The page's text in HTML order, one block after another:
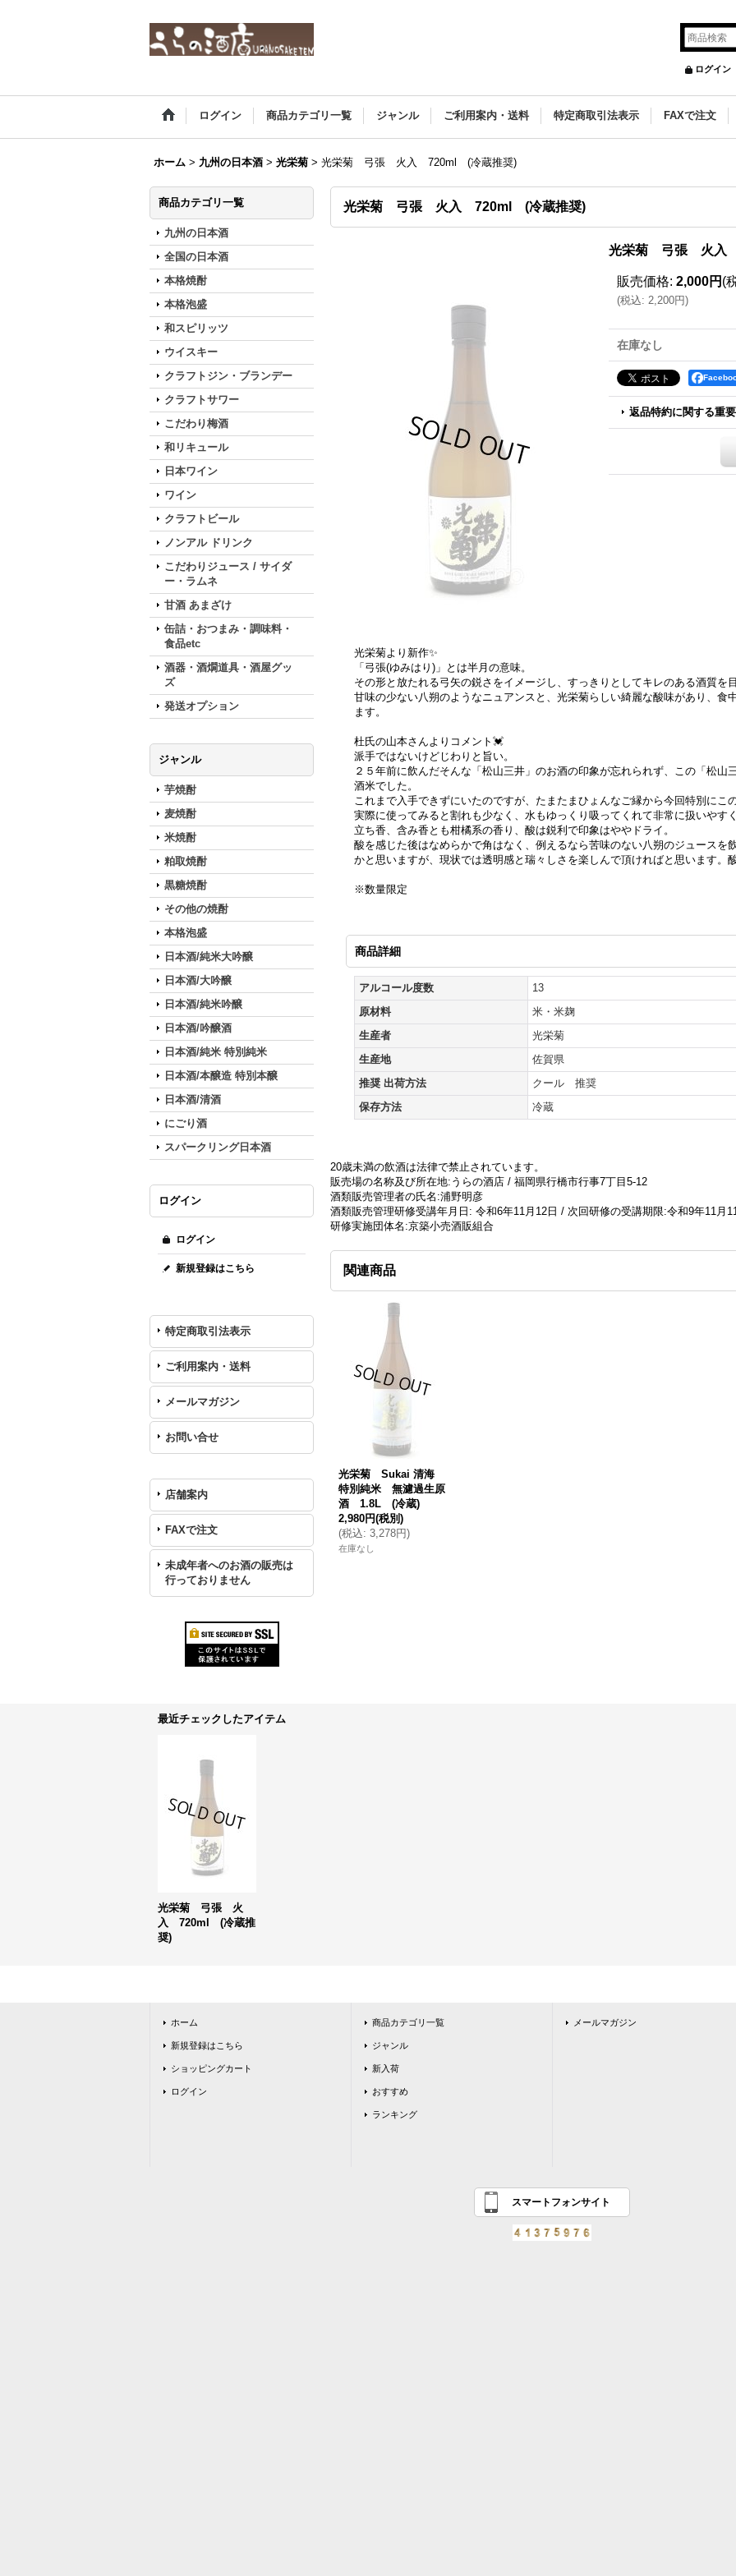
ログイン
ログイン 商品カテゴリ一覧 ジャンル ご利用案内・送料 特定商取引法表示 FAXで注文
ホーム > 九州の日本酒 > 光栄菊 > 光栄菊 弓張 火入 720ml (冷蔵推奨)
商品カテゴリ一覧
九州の日本酒
全国の日本酒
本格焼酎
本格泡盛
和スピリッツ
ウイスキー
クラフトジン・ブランデー
クラフトサワー
こだわり梅酒
和リキュール
日本ワイン
ワイン
クラフトビール
ノンアル ドリンク
こだわりジュース / サイダ
ー・ラムネ
甘酒 あまざけ
缶詰・おつまみ・調味料・
食品etc
酒器・酒燗道具・酒屋グッ
ズ
発送オプション
ジャンル
芋焼酎
麦焼酎
米焼酎
粕取焼酎
黒糖焼酎
その他の焼酎
本格泡盛
日本酒/純米大吟醸
日本酒/大吟醸
日本酒/純米吟醸
日本酒/吟醸酒
日本酒/純米 特別純米
日本酒/本醸造 特別本醸
日本酒/清酒
にごり酒
スパークリング日本酒
ログイン
ログイン
新規登録はこちら
特定商取引法表示
ご利用案内・送料
メールマガジン
お問い合せ
店舗案内
FAXで注文
未成年者へのお酒の販売は
行っておりません
光栄菊 弓張 火入 720ml (冷蔵推奨)
光栄菊 弓張 火
販売価格: 2,000円 (
(税込: 2,200円)
在庫なし
返品特約に関する重
光栄菊より新作✨
「弓張(ゆみはり)」とは半月の意味。
その形と放たれる弓矢の鋭さをイメージし、すっきりとしてキレのある酒質を
甘味の少ない八朔のようなニュアンスと、光栄菊らしい綺麗な酸味があり、食
ます。
杜氏の山本さんよりコメント💓
派手ではないけどじわりと旨い。
２５年前に飲んだそんな「松山三井」のお酒の印象が忘れられず、この「松山
酒米でした。
これまで入手できずにいたのですが、たまたまひょんなご縁から今回特別にこ
実際に使ってみると割れも少なく、水もゆっくり吸ってくれて非常に扱いやす
立ち香、含み香とも柑橘系の香り、酸は鋭利で印象はややドライ。
酸を感じた後はなめらかで角はなく、例えるなら苦味のない八朔のジュースを
かと思いますが、現状では透明感と瑞々しさを楽しんで頂ければと思います。
※数量限定
商品詳細
アルコール度数
13
原材料
米・米麹
生産者
光栄菊
生産地
佐賀県
推奨 出荷方法
クール 推奨
保存方法
冷蔵
20歳未満の飲酒は法律で禁止されています。
販売場の名称及び所在地:うらの酒店 / 福岡県行橋市行事7丁目5-12
酒類販売管理者の氏名:浦野明彦
酒類販売管理研修受講年月日: 令和6年11月12日 / 次回研修の受講期限:令和9年11月
研修実施団体名:京築小売酒販組合
関連商品
光栄菊 Sukai 清海
特別純米 無濾過生原
酒 1.8L (冷蔵)
2,980円(税別)
(税込: 3,278円)
在庫なし
最近チェックしたアイテム
光栄菊 弓張 火
入 720ml (冷蔵推
奨)
ホーム
新規登録はこちら
ショッピングカート
ログイン
商品カテゴリ一覧
ジャンル
新入荷
おすすめ
ランキング
メールマガジン
スマートフォンサイト